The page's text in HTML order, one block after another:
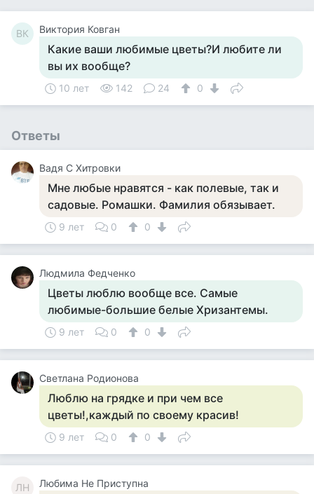
ВК Виктория Ковган
Какие ваши любимые цветы?И любите ли
вы их вообще?
10 лет 142 24 0
Ответы
Вадя С Хитровки
Мне любые нравятся - как полевые, так и
садовые. Ромашки. Фамилия обязывает.
9 лет 0 0
Людмила Федченко
Цветы люблю вообще все. Самые
любимые-большие белые Хризантемы.
9 лет 0 0
Светлана Родионова
Люблю на грядке и при чем все
цветы!,каждый по своему красив!
9 лет 0 0
ЛН Любима Не Приступна